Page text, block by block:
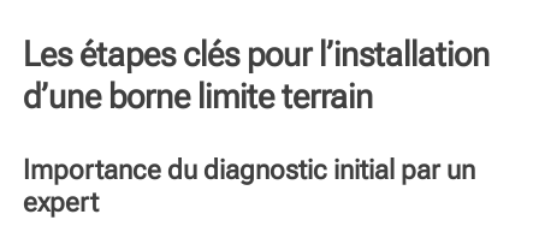
Les étapes clés pour l’installation
d’une borne limite terrain
Importance du diagnostic initial par un
expert